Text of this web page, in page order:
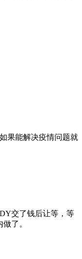
果能解决疫情问题就
交了钱后让等，等
了。